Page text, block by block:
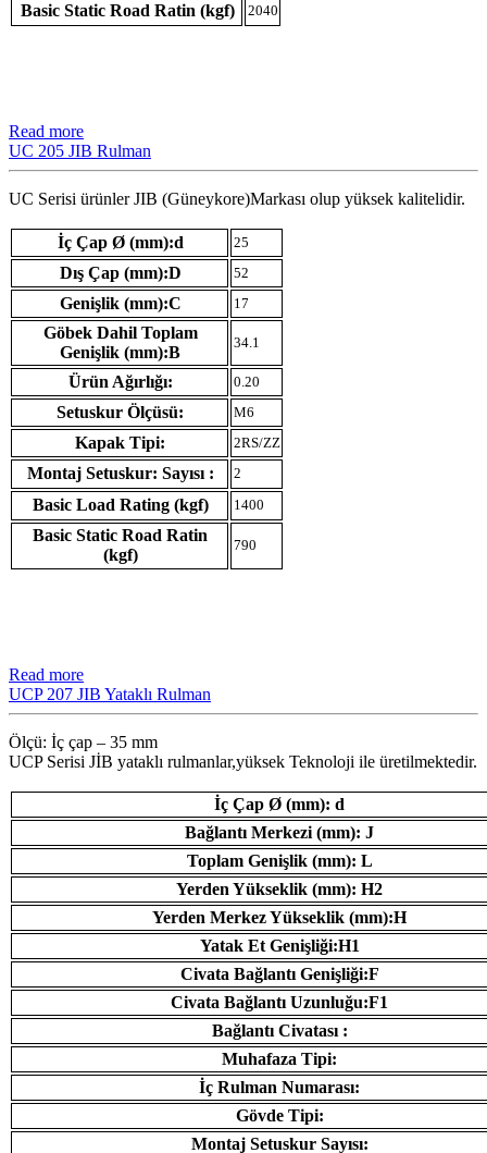
Basic Static Road Ratin (kgf) 2040
Read more
UC 205 JIB Rulman
UC Serisi ürünler JIB (Güneykore)Markası olup yüksek kalitelidir.
İç Çap Ø (mm):d 25
Dış Çap (mm):D 52
Genişlik (mm):C 17
Göbek Dahil Toplam
Genişlik (mm):B
34.1
Ürün Ağırlığı: 0.20
Setuskur Ölçüsü: M6
Kapak Tipi: 2RS/ZZ
Montaj Setuskur: Sayısı : 2
Basic Load Rating (kgf) 1400
Basic Static Road Ratin
(kgf)
790
Read more
UCP 207 JIB Yataklı Rulman
Ölçü: İç çap – 35 mm
UCP Serisi JİB ​​yataklı rulmanlar,yüksek Teknoloji ile üretilmektedir.
İç Çap Ø (mm): d
Bağlantı Merkezi (mm): J
Toplam Genişlik (mm): L
Yerden Yükseklik (mm): H2
Yerden Merkez Yükseklik (mm):H
Yatak Et Genişliği:H1
Civata Bağlantı Genişliği:F
Civata Bağlantı Uzunluğu:F1
Bağlantı Civatası :
Muhafaza Tipi:
İç Rulman Numarası:
Gövde Tipi:
Montaj Setuskur Sayısı: